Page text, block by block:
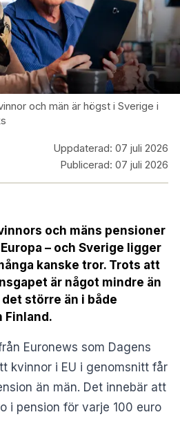
och män är högst i Sverige i
Uppdaterad: 07 juli 2026
Publicerad: 07 juli 2026
och mäns pensioner
– och Sverige ligger
kanske tror. Trots att
är något mindre än
större än i både
Finland.
Euronews som Dagens
kvinnor i EU i genomsnitt får
än män. Det innebär att
i pension för varje 100 euro